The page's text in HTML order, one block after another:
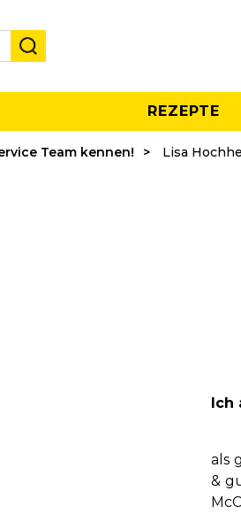
REZEPTE
Team kennen! Lisa
Ich
als
&